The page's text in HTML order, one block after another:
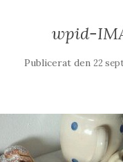
wpid-
Publicerat den 22